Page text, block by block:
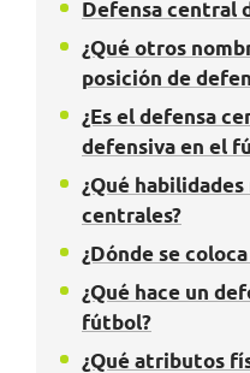
Defensa central
¿Qué otros
posición de
¿Es el defensa
defensiva en el
¿Qué
centrales?
¿Dónde se
¿Qué hace un
fútbol?
¿Qué atributos